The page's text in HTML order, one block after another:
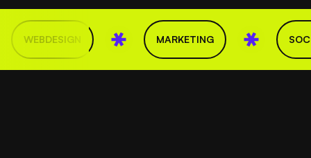
WEBDESIGN MARKETING